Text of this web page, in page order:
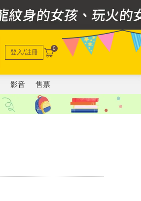
登入/註冊 0
影音 售票